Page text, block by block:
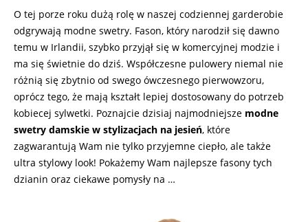
O tej porze roku dużą rolę w naszej codziennej garderobie
odgrywają modne swetry. Fason, który narodził się dawno
temu w Irlandii, szybko przyjął się w komercyjnej modzie i
ma się świetnie do dziś. Współczesne pulowery niemal nie
różnią się zbytnio od swego ówczesnego pierwowzoru,
oprócz tego, że mają kształt lepiej dostosowany do potrzeb
kobiecej sylwetki. Poznajcie dzisiaj najmodniejsze modne
swetry damskie w stylizacjach na jesień, które
zagwarantują Wam nie tylko przyjemne ciepło, ale także
ultra stylowy look! Pokażemy Wam najlepsze fasony tych
dzianin oraz ciekawe pomysły na …